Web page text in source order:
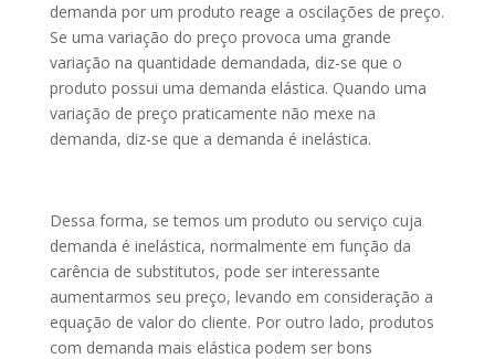
demanda por um produto reage a oscilações de preço.
Se uma variação do preço provoca uma grande
variação na quantidade demandada, diz-se que o
produto possui uma demanda elástica. Quando uma
variação de preço praticamente não mexe na
demanda, diz-se que a demanda é inelástica.
Dessa forma, se temos um produto ou serviço cuja
demanda é inelástica, normalmente em função da
carência de substitutos, pode ser interessante
aumentarmos seu preço, levando em consideração a
equação de valor do cliente. Por outro lado, produtos
com demanda mais elástica podem ser bons